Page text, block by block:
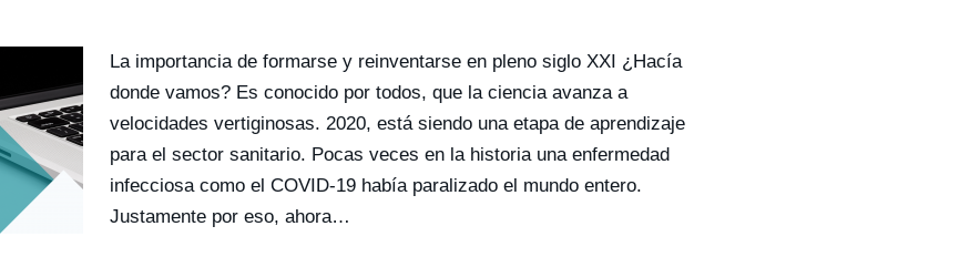
La importancia de formarse y reinventarse en pleno siglo XXI ¿Hacía
donde vamos? Es conocido por todos, que la ciencia avanza a
velocidades vertiginosas. 2020, está siendo una etapa de aprendizaje
para el sector sanitario. Pocas veces en la historia una enfermedad
infecciosa como el COVID-19 había paralizado el mundo entero.
Justamente por eso, ahora…